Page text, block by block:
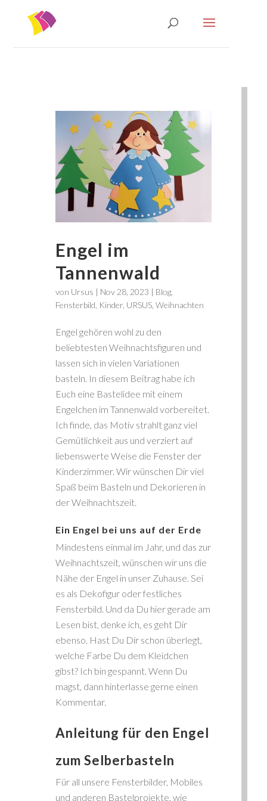
Engel im
Tannenwald
von Ursus | Nov 28, 2023 | Blog,
Fensterbild Kinder, URSUS, Weihnachten
Engel gehören wohl zu den
beliebtesten Weihnachtsfiguren und
lassen sich in vielen Variationen
basteln. In diesem Beitrag habe ich
Euch eine Bastelidee mit einem
Engelchen im Tannenwald vorbereitet.
Ich finde, das Motiv strahlt ganz viel
Gemütlichkeit aus und verziert auf
liebenswerte Weise die Fenster der
Kinderzimmer. Wir wünschen Dir viel
Spaß beim Basteln und Dekorieren in
der Weihnachtszeit.
Ein Engel bei uns auf der Erde
Mindestens einmal im Jahr, und das zur
Weihnachtszeit, wünschen wir uns die
Nähe der Engel in unser Zuhause. Sei
es als Dekofigur oder festliches
Fensterbild. Und da Du hier gerade am
Lesen bist, denke ich, es geht Dir
ebenso. Hast Du Dir schon überlegt,
welche Farbe Du dem Kleidchen
gibst? Ich bin gespannt. Wenn Du
magst, dann hinterlasse gerne einen
Kommentar.
Anleitung für den Engel
zum Selberbasteln
Für all unsere Fensterbilder, Mobiles
und anderen Bastelprojekte, wie